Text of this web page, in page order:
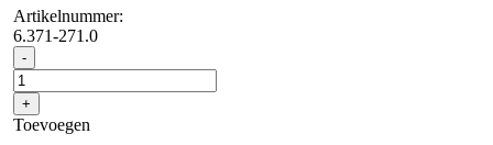
Artikelnummer:
6.371-271.0
- Microvezelpads,
wit,
508
mm,
5
+
Toevoegen